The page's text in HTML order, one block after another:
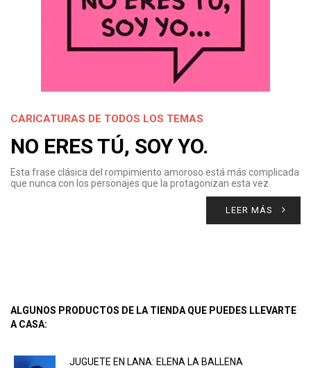
CARICATURAS DE TODOS LOS TEMAS
NO ERES TÚ, SOY YO.
Esta frase clásica del rompimiento amoroso está más complicada
que nunca con los personajes que la protagonizan esta vez.
LEER MÁS
ALGUNOS PRODUCTOS DE LA TIENDA QUE PUEDES LLEVARTE
A CASA:
JUGUETE EN LANA: ELENA LA BALLENA